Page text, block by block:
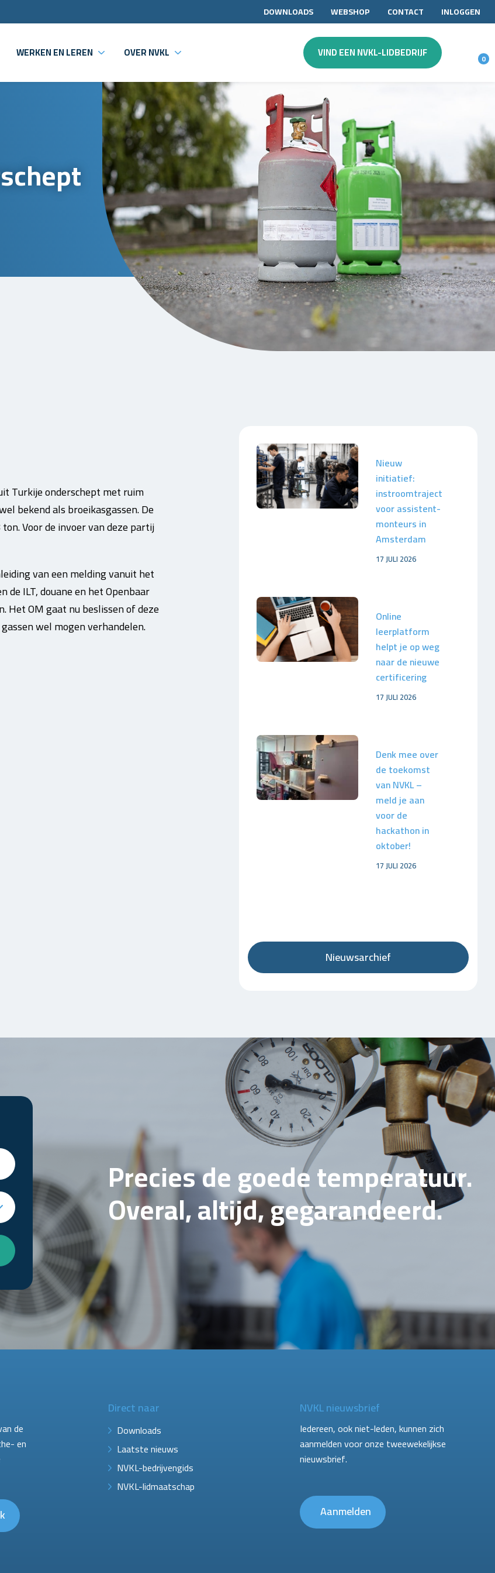
DOWNLOADS WEBSHOP CONTACT INLOGGEN
WERKEN EN LEREN OVER NVKL VIND EEN NVKL-LIDBEDRIJF 0
Turkije onderschept met ruim
bekend als broeikasgassen. De
Voor de invoer van deze partij
van een melding vanuit het
de ILT, douane en het Openbaar
Het OM gaat nu beslissen of deze
wel mogen verhandelen.
Nieuw
initiatief:
instroomtraject
voor assistent-
monteurs in
Amsterdam
17 JULI 2026
Online
leerplatform
helpt je op weg
naar de nieuwe
certificering
17 JULI 2026
Denk mee over
de toekomst
van NVKL –
meld je aan
voor de
hackathon in
oktober!
17 JULI 2026
Nieuwsarchief
Precies de goede temperatuur.
Overal, altijd, gegarandeerd.
de
en
Direct naar
Downloads
Laatste nieuws
NVKL-bedrijvengids
NVKL-lidmaatschap
NVKL nieuwsbrief
Iedereen, ook niet-leden, kunnen zich
aanmelden voor onze tweewekelijkse
nieuwsbrief.
Aanmelden